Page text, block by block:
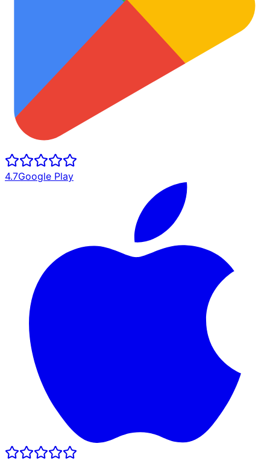
4.7Google Play